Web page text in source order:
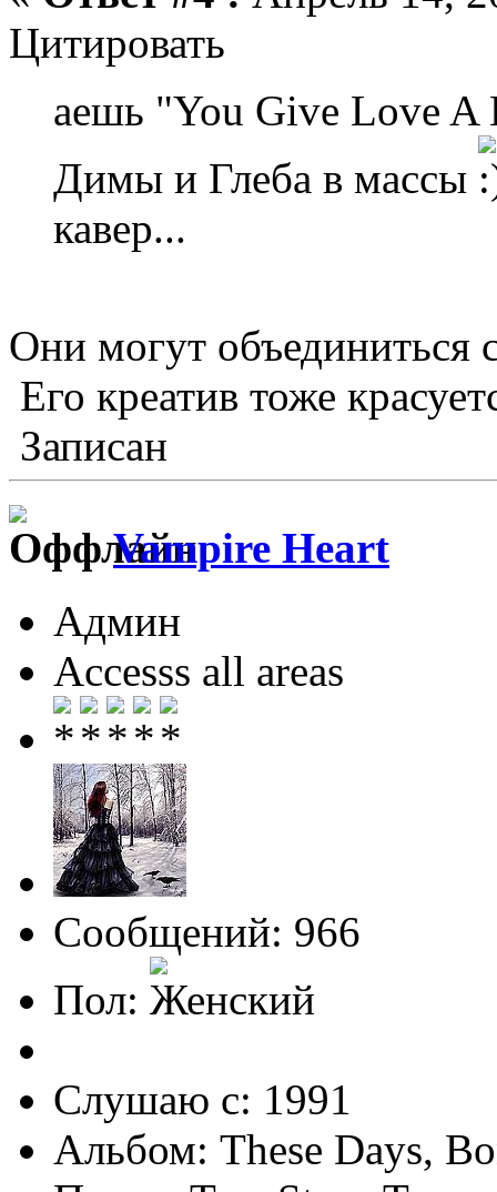
Цитировать
аешь "You Give Love A
Димы и Глеба в массы
кавер...
Они могут
Его креатив тоже
Записан
Vampire Heart
Админ
Accesss all areas
Сообщений: 966
Пол:
Слушаю с: 1991
Альбом: These Days,